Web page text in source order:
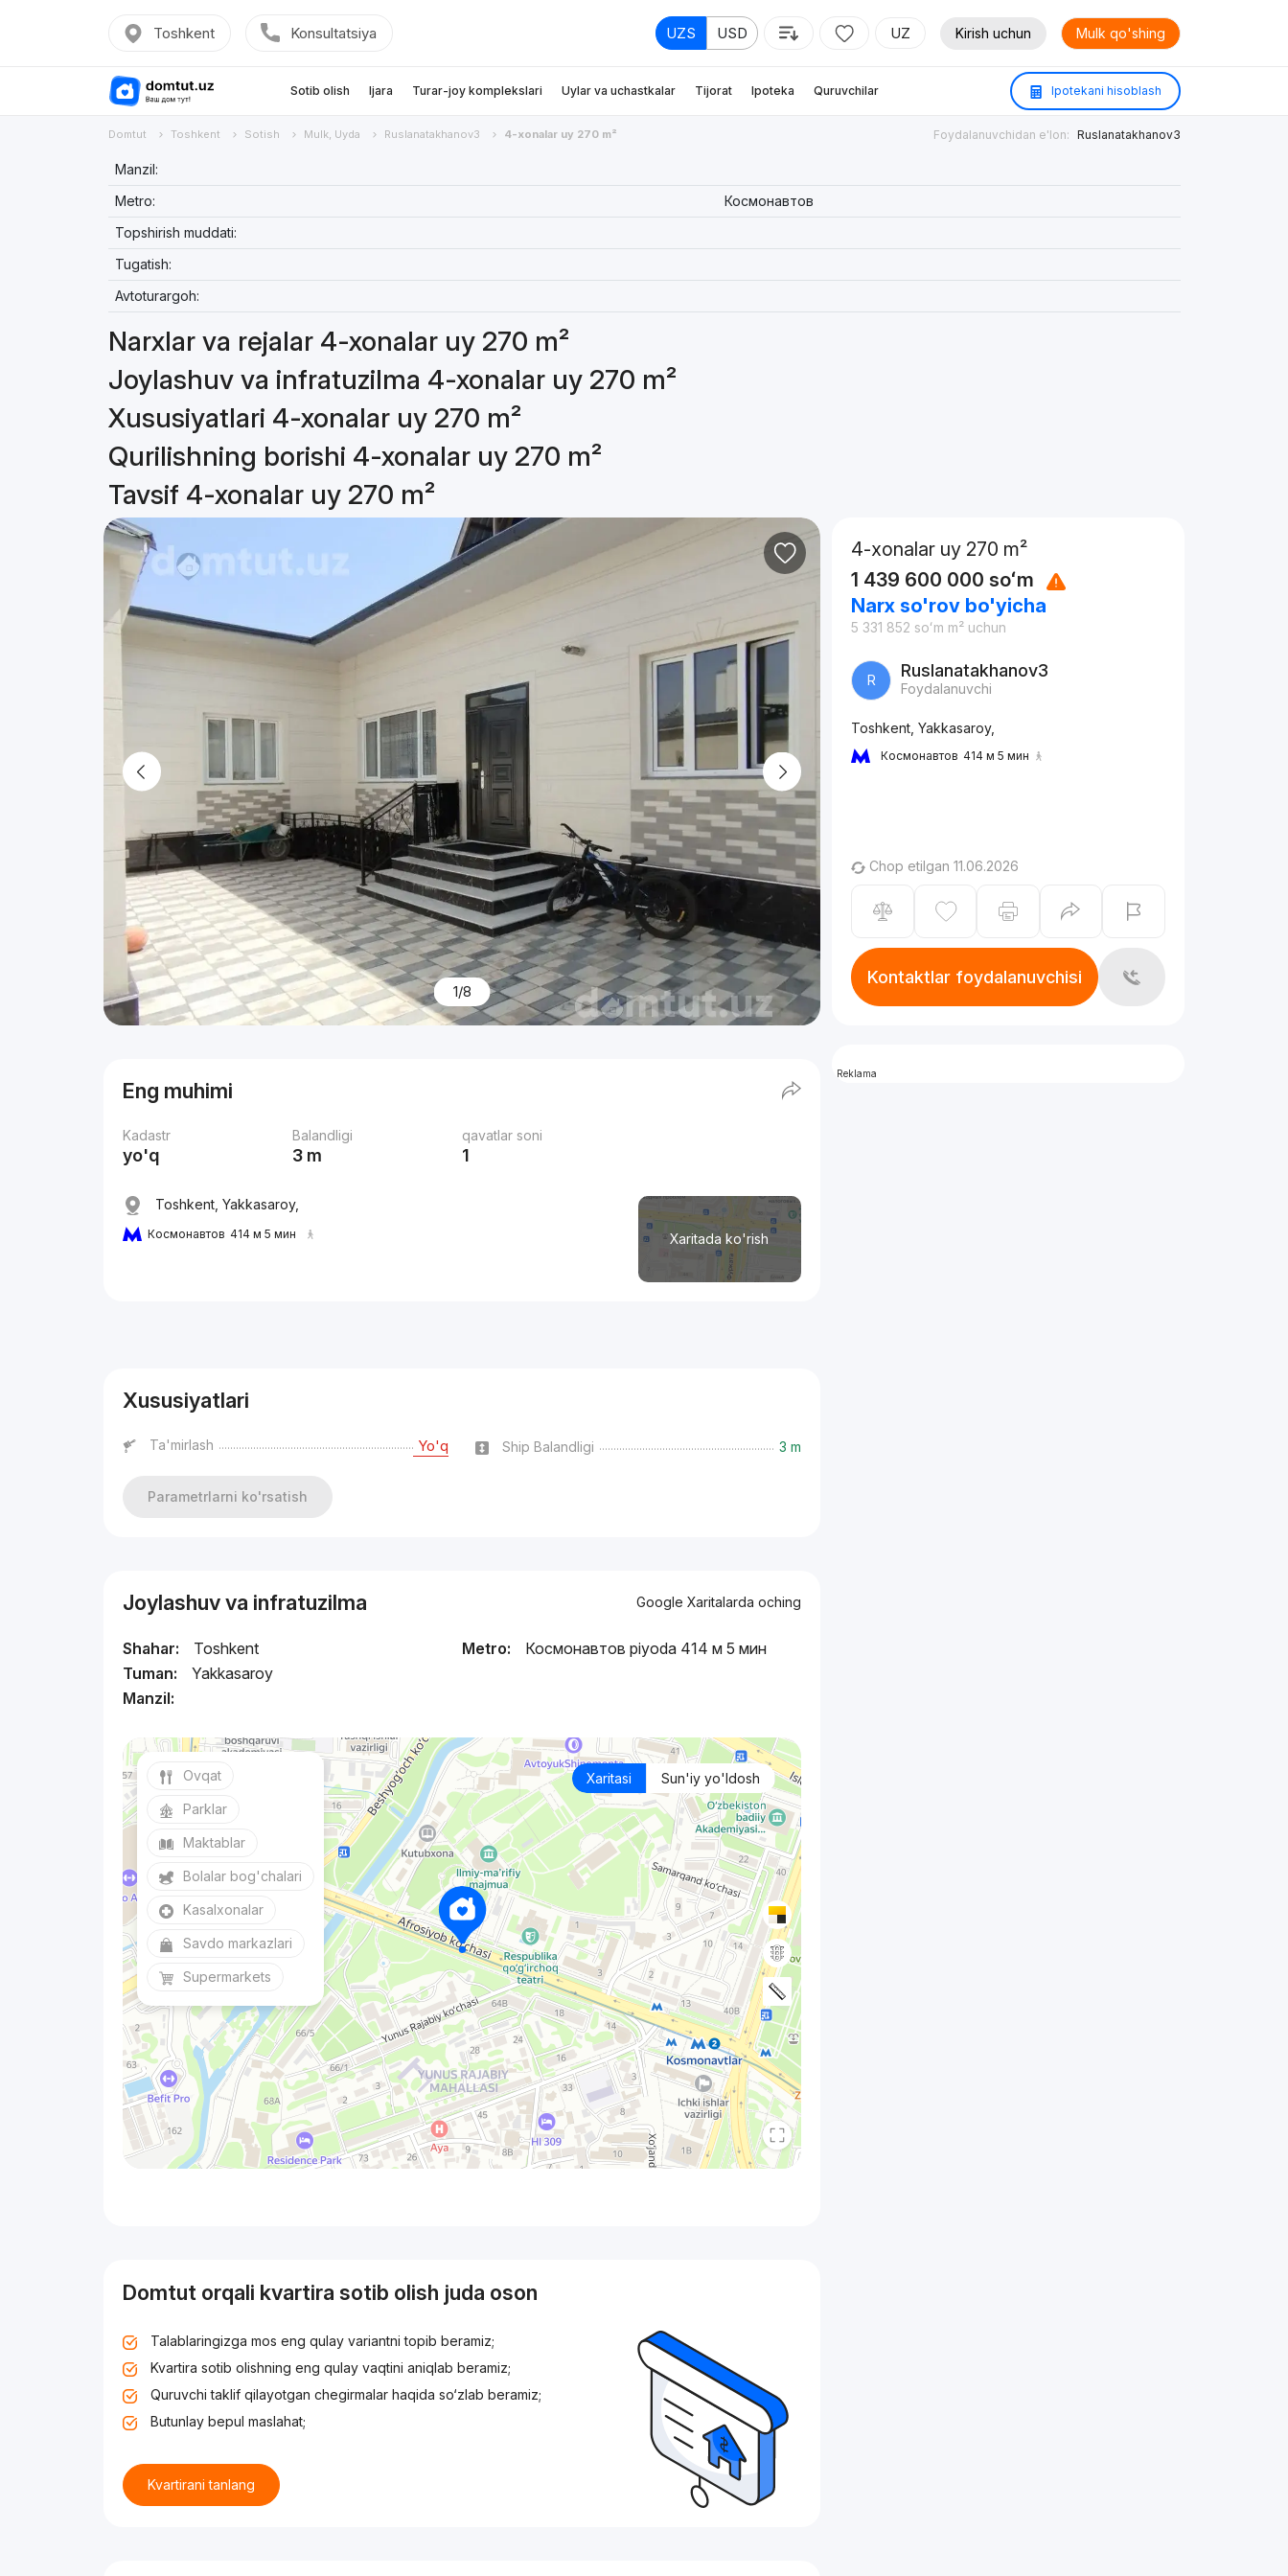
Toshkent Konsultatsiya UZS USD UZ Kirish uchun Mulk qo'shing
Sotib olish Ijara Turar-joy komplekslari Uylar va uchastkalar Tijorat Ipoteka Quruvchilar Ipotekani hisoblash
Domtut Toshkent Sotish Mulk, Uyda Ruslanatakhanov3 4-xonalar uy 270 m² Foydalanuvchidan e'lon: Ruslanatakhanov3
Manzil:
Metro:
Космонавтов
Topshirish muddati:
Tugatish:
Avtoturargoh:
Narxlar va rejalar 4-xonalar uy 270 m²
Joylashuv va infratuzilma 4-xonalar uy 270 m²
Xususiyatlari 4-xonalar uy 270 m²
Qurilishning borishi 4-xonalar uy 270 m²
Tavsif 4-xonalar uy 270 m²
1/8
Eng muhimi
Kadastr
yo'q
Balandligi
3 m
qavatlar soni
1
Xaritada ko'rish
Toshkent, Yakkasaroy,
Космонавтов 414 м 5 мин
Xususiyatlari
Ta'mirlash Yo'q Ship Balandligi 3 m
Parametrlarni ko'rsatish
Joylashuv va infratuzilma Google Xaritalarda oching
Shahar:
Toshkent
Tuman:
Yakkasaroy
Manzil:
Metro: Космонавтов piyoda 414 м 5 мин
Xaritasi Sun'iy yo'ldosh
Ovqat
Parklar
Maktablar
Bolalar bog'chalari
Kasalxonalar
Savdo markazlari
Supermarkets
Domtut orqali kvartira sotib olish juda oson
Talablaringizga mos eng qulay variantni topib beramiz;
Kvartira sotib olishning eng qulay vaqtini aniqlab beramiz;
Quruvchi taklif qilayotgan chegirmalar haqida so‘zlab beramiz;
Butunlay bepul maslahat;
Kvartirani tanlang
4-xonalar uy 270 m²
1 439 600 000 soʻm
Narx so'rov bo'yicha
5 331 852 soʻm m² uchun
R Ruslanatakhanov3
Foydalanuvchi
Toshkent, Yakkasaroy,
Космонавтов 414 м 5 мин
Chop etilgan 11.06.2026
Kontaktlar foydalanuvchisi
Reklama